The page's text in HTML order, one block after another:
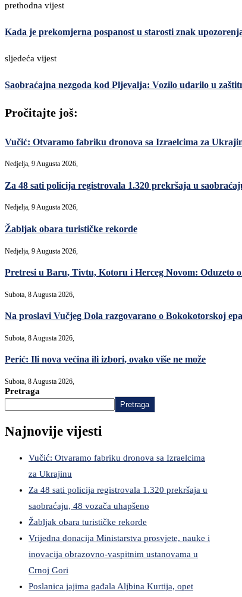
prethodna vijest
Kada je prekomjerna pospanost u starosti znak
sljedeća vijest
Saobraćajna nezgoda kod Pljevalja: Vozilo udarilo u
Pročitajte još:
Vučić: Otvaramo fabriku dronova sa Izraelcima za
Nedjelja, 9 Augusta 2026,
Za 48 sati policija registrovala 1.320 prekršaja u
Nedjelja, 9 Augusta 2026,
Žabljak obara turističke rekorde
Nedjelja, 9 Augusta 2026,
Pretresi u Baru, Tivtu, Kotoru i Herceg Novom: Oduzeto
Subota, 8 Augusta 2026,
Na proslavi Vučjeg Dola razgovarano o Bokokotorskoj
Subota, 8 Augusta 2026,
Perić: Ili nova većina ili izbori, ovako više ne može
Subota, 8 Augusta 2026,
Pretraga
Pretraga
Najnovije vijesti
Vučić: Otvaramo fabriku dronova sa Izraelcima
za Ukrajinu
Za 48 sati policija registrovala 1.320 prekršaja u
saobraćaju, 48 vozača uhapšeno
Žabljak obara turističke rekorde
Vrijedna donacija Ministarstva prosvjete, nauke i
inovacija obrazovno-vaspitnim ustanovama u
Crnoj Gori
Poslanica jajima gađala Aljbina Kurtija, opet